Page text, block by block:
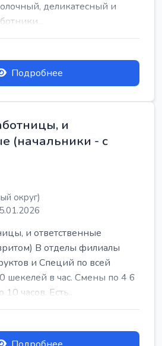
деликатесный и
Подробнее
и
(начальники - с
округ)
и ответственные
В отделы филиалы
и Специй по всей
шекелей в час. Смены по 4 6
часов. Есть...